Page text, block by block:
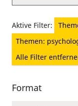
Aktive Filter:
Themen:
Alle Filter
Format